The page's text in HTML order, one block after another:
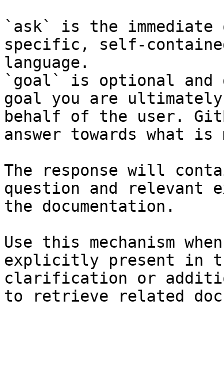
`ask` is the
specific, self-
language.
`goal` is optional and
goal you are
behalf of the user.
answer towards what
The response will
question and relevant
the documentation.
Use this mechanism
explicitly present in
clarification or